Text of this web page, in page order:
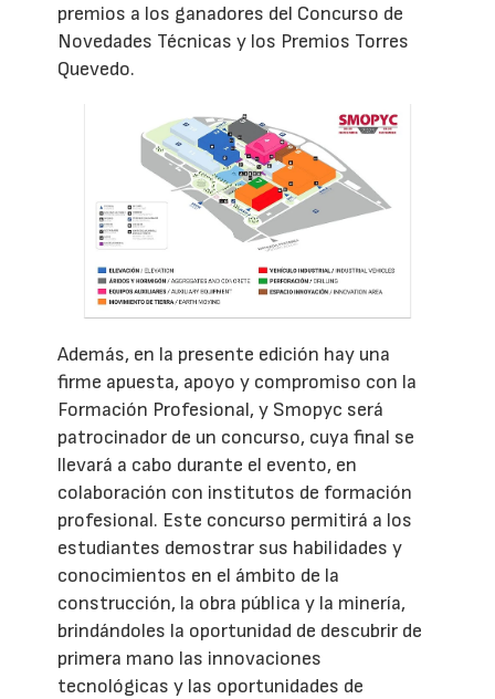
premios a los ganadores del Concurso de
Novedades Técnicas y los Premios Torres
Quevedo.
Además, en la presente edición hay una
firme apuesta, apoyo y compromiso con la
Formación Profesional, y Smopyc será
patrocinador de un concurso, cuya final se
llevará a cabo durante el evento, en
colaboración con institutos de formación
profesional. Este concurso permitirá a los
estudiantes demostrar sus habilidades y
conocimientos en el ámbito de la
construcción, la obra pública y la minería,
brindándoles la oportunidad de descubrir de
primera mano las innovaciones
tecnológicas y las oportunidades de